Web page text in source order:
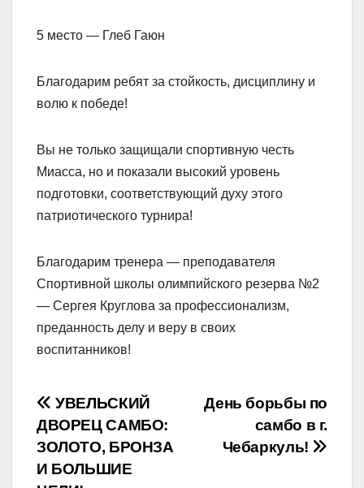
5 место — Глеб Гаюн
Благодарим ребят за стойкость, дисциплину и
волю к победе!
Вы не только защищали спортивную честь
Миасса, но и показали высокий уровень
подготовки, соответствующий духу этого
патриотического турнира!
Благодарим тренера — преподавателя
Спортивной школы олимпийского резерва №2
— Сергея Круглова за профессионализм,
преданность делу и веру в своих
воспитанников!
Навигация
по
записям
День борьбы по
самбо в г.
Чебаркуль!
УВЕЛЬСКИЙ
ДВОРЕЦ САМБО:
ЗОЛОТО, БРОНЗА
И БОЛЬШИЕ